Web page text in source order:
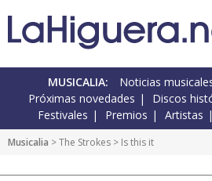
MUSICALIA: Noticias
Próximas novedades
Discos
Festivales
Premios Artistas
Musicalia >The Strokes > Is this it